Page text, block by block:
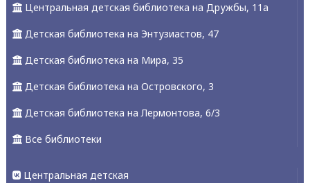
Центральная детская библиотека на Дружбы, 11а
Детская библиотека на Энтузиастов, 47
Детская библиотека на Мира, 35
Детская библиотека на Островского, 3
Детская библиотека на Лермонтова, 6/3
Все библиотеки
Центральная детская